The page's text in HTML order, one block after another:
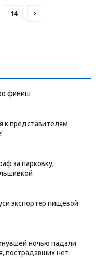
14
финиш
к представителям
за парковку,
экспортер пищевой
ночью падали
пострадавших нет